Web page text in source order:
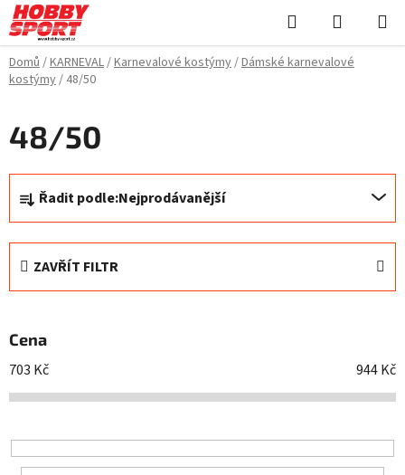
Přejít
na
obsah
Hledat
KOŠÍK
Domů/KARNEVAL/Karnevalové kostýmy/Dámské karnevalové
kostýmy/ 48/50
48/50
a
z
r
o
d
k
Řadit podle:Nejprodávanější
ZAVŘÍT FILTR
Cena
703 Kč 944Kč